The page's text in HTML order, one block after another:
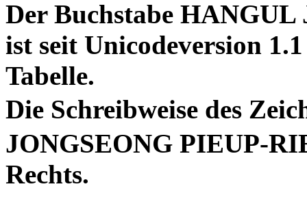
Der Buchstabe
ist seit Unicodeversion
Tabelle.
Die Schreibweise des
JONGSEONG PIEUP-
Rechts.